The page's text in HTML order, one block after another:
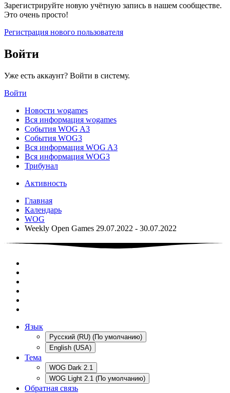
Зарегистрируйте новую учётную запись в нашем сообществе.
Это очень просто!
Регистрация нового пользователя
Войти
Уже есть аккаунт? Войти в систему.
Войти
Новости wogames
Вся информация wogames
События WOG A3
События WOG3
Вся информация WOG A3
Вся информация WOG3
Трибунал
Активность
Главная
Календарь
WOG
Weekly Open Games 29.07.2022 - 30.07.2022
Язык
Русский (RU) (По умолчанию)
English (USA)
Тема
WOG Dark 2.1
WOG Light 2.1 (По умолчанию)
Обратная связь